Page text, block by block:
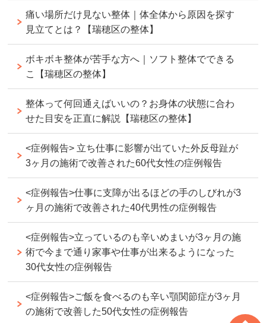
痛い場所だけ見ない整体｜体全体から原因を探す
見立てとは？【瑞穂区の整体】
ボキボキ整体が苦手な方へ｜ソフト整体でできる
こ【瑞穂区の整体】
整体って何回通えばいいの？お身体の状態に合わ
せた目安を正直に解説【瑞穂区の整体】
<症例報告> 立ち仕事に影響が出ていた外反母趾が
3ヶ月の施術で改善された60代女性の症例報告
<症例報告>仕事に支障が出るほどの手のしびれが3
ヶ月の施術で改善された40代男性の症例報告
<症例報告>立っているのも辛いめまいが3ヶ月の施
術で今まで通り家事や仕事が出来るようになった
30代女性の症例報告
<症例報告>ご飯を食べるのも辛い顎関節症が3ヶ月
の施術で改善した50代女性の症例報告